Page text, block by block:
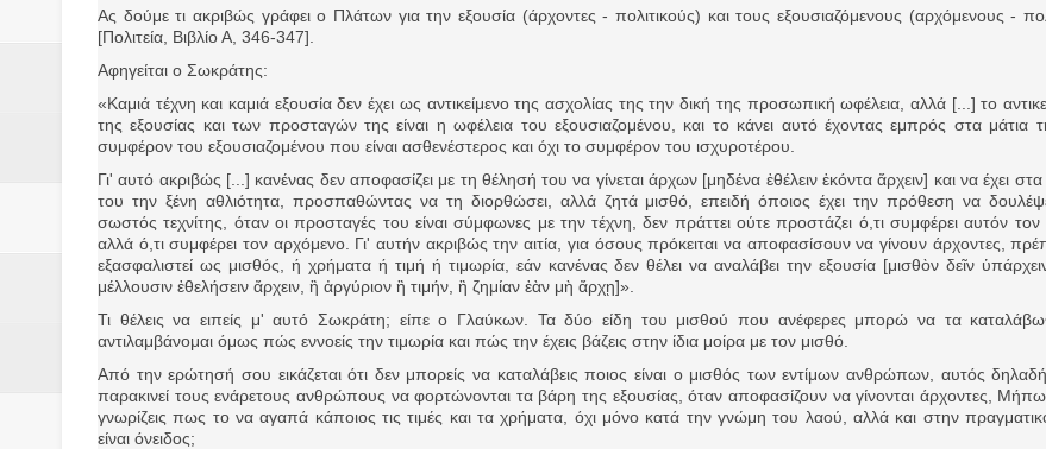
τη διαμόρφωση - επεξεργασία πρωτότυπων ιδεών στους τομείς της περιβαλλοντικής
ανθεκτικότητας έναντι των επιπτώσεων της κλιματικής αλλαγής
Συνεδριάζει η οικονομική επιτροπή του Δήμου Δομοκού
ΠΡΟΚΗΡΥΞΗ ΑΝΟΙΚΤΟΥ ΗΛΕΚΤΡΟΝΙΚΟΥ ΔΙΑΓΩΝΙΣΜΟΥ «ΛΕΙΤΟΥΡΓΙΑ ΒΙΟΚΑ ΧΥΤΑ
Βάιος Γκανής Δομοκός : Δύο μήνες μετά τις πλημμύρες και κινδυνεύουμε να
Επικύρωση των αποτελεσμάτων των δημοτικών εκλογών που έλαβαν χώρα την 8η
ΔΙΑΚΟΠΕΣ ΡΕΥΜΑΤΟΣ ΣΤΗΝ ΔΕΗ
ΕΙΔΩΛΙΑ Από ΠΡΟΕΡΝΑ Ναός Δήμητρας
Ας δούμε τι ακριβώς γράφει ο Πλάτων για την εξουσία (άρχοντες - πολιτικούς) και τους εξουσιαζόμενους (αρχόμενους -
[Πολιτεία, Βιβλίο Α, 346-347].
Αφηγείται ο Σωκράτης:
«Καμιά τέχνη και καμιά εξουσία δεν έχει ως αντικείμενο της ασχολίας της την δική της προσωπική ωφέλεια, αλλά [...] το
της εξουσίας και των προσταγών της είναι η ωφέλεια του εξουσιαζομένου, και το κάνει αυτό έχοντας εμπρός στα μάτια
συμφέρον του εξουσιαζομένου που είναι ασθενέστερος και όχι το συμφέρον του ισχυροτέρου.
Γι' αυτό ακριβώς [...] κανένας δεν αποφασίζει με τη θέλησή του να γίνεται άρχων [μηδένα ἐθέλειν ἑκόντα ἄρχειν] και να έχει στα
του την ξένη αθλιότητα, προσπαθώντας να τη διορθώσει, αλλά ζητά μισθό, επειδή όποιος έχει την πρόθεση να
σωστός τεχνίτης, όταν οι προσταγές του είναι σύμφωνες με την τέχνη, δεν πράττει ούτε προστάζει ό,τι συμφέρει αυτόν τον
αλλά ό,τι συμφέρει τον αρχόμενο. Γι' αυτήν ακριβώς την αιτία, για όσους πρόκειται να αποφασίσουν να γίνουν άρχοντες,
εξασφαλιστεί ως μισθός, ή χρήματα ή τιμή ή τιμωρία, εάν κανένας δεν θέλει να αναλάβει την εξουσία [μισθὸν δεῖν
μέλλουσιν ἐθελήσειν ἄρχειν, ἢ ἀργύριον ἢ τιμήν, ἢ ζημίαν ἐὰν μὴ ἄρχῃ]».
Τι θέλεις να ειπείς μ' αυτό Σωκράτη; είπε ο Γλαύκων. Τα δύο είδη του μισθού που ανέφερες μπορώ να τα
αντιλαμβάνομαι όμως πώς εννοείς την τιμωρία και πώς την έχεις βάζεις στην ίδια μοίρα με τον μισθό.
Από την ερώτησή σου εικάζεται ότι δεν μπορείς να καταλάβεις ποιος είναι ο μισθός των εντίμων ανθρώπων, αυτός
παρακινεί τους ενάρετους ανθρώπους να φορτώνονται τα βάρη της εξουσίας, όταν αποφασίζουν να γίνονται άρχοντες,
γνωρίζεις πως το να αγαπά κάποιος τις τιμές και τα χρήματα, όχι μόνο κατά την γνώμη του λαού, αλλά και στην
είναι όνειδος;